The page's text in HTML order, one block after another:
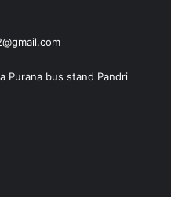
Purana bus stand Pandri